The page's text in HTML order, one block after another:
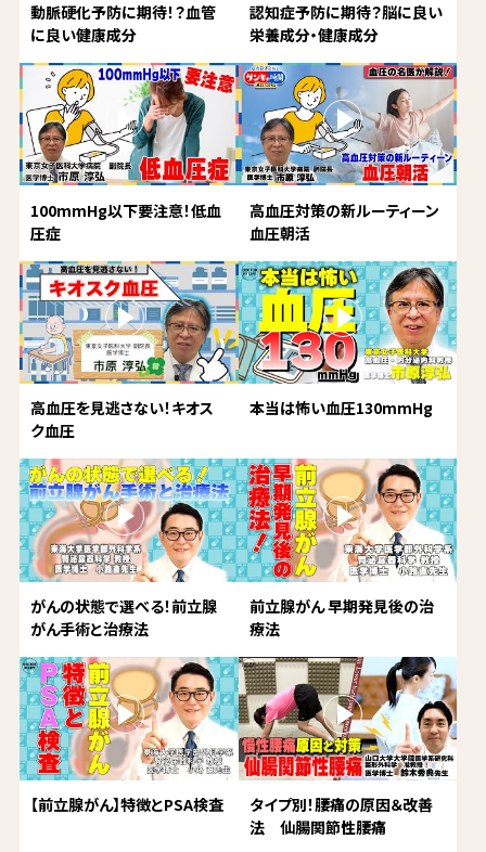
動脈硬化予防に期待！？血管
に良い健康成分
認知症予防に期待？脳に良い
栄養成分・健康成分
100mmHg以下要注意！低血
圧症
高血圧対策の新ルーティーン
血圧朝活
高血圧を見逃さない！キオス
ク血圧
本当は怖い血圧130mmHg
がんの状態で選べる！前立腺
がん手術と治療法
前立腺がん 早期発見後の治
療法
【前立腺がん】特徴とPSA検査
タイプ別！腰痛の原因＆改善
法 仙腸関節性腰痛